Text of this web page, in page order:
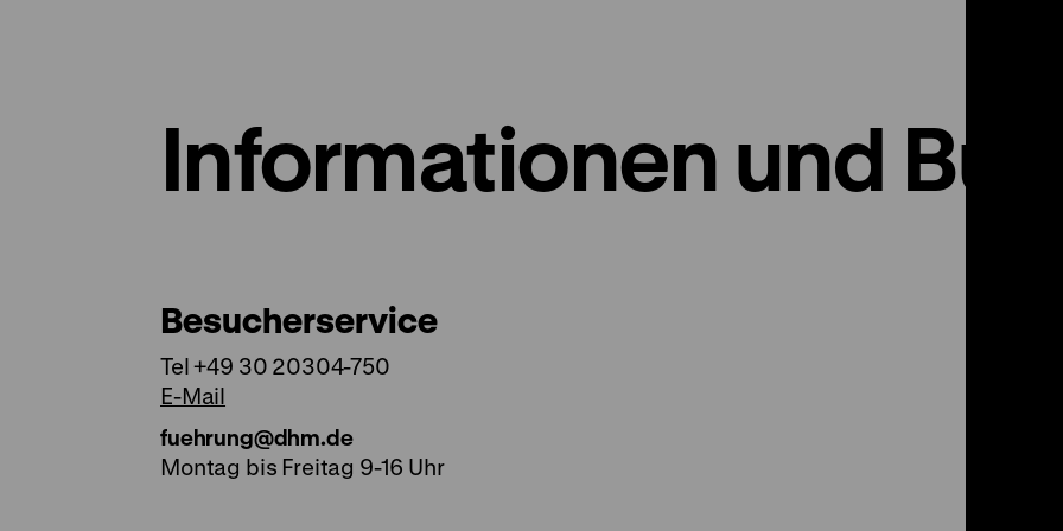
Informationen und
Besucherservice
Tel +49 30 20304-750
E-Mail
fuehrung@dhm.de
Montag bis Freitag 9-16 Uhr